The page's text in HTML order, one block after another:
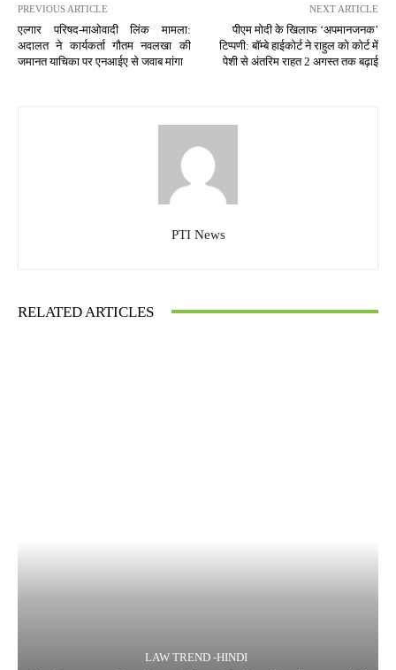
PREVIOUS ARTICLE
एल्गार परिषद-माओवादी लिंक मामला:
अदालत ने कार्यकर्ता गौतम नवलखा की
जमानत याचिका पर एनआईए से जवाब मांगा
NEXT ARTICLE
पीएम मोदी के खिलाफ ‘अपमानजनक’
टिप्पणी: बॉम्बे हाईकोर्ट ने राहुल को कोर्ट में
पेशी से अंतरिम राहत 2 अगस्त तक बढ़ाई
PTI News
RELATED ARTICLES
LAW TREND -HINDI